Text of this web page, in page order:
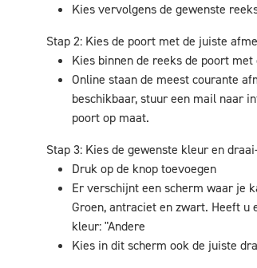
Kies vervolgens de gewenste
Stap 2: Kies de poort met de juiste
Kies binnen de reeks de poort
Online staan de meest courante
beschikbaar, stuur een mail naar
poort op maat.
Stap 3: Kies de gewenste kleur en
Druk op de knop toevoegen
Er verschijnt een scherm waar je
Groen, antraciet en zwart. Heeft u
kleur: "Andere
Kies in dit scherm ook de juiste